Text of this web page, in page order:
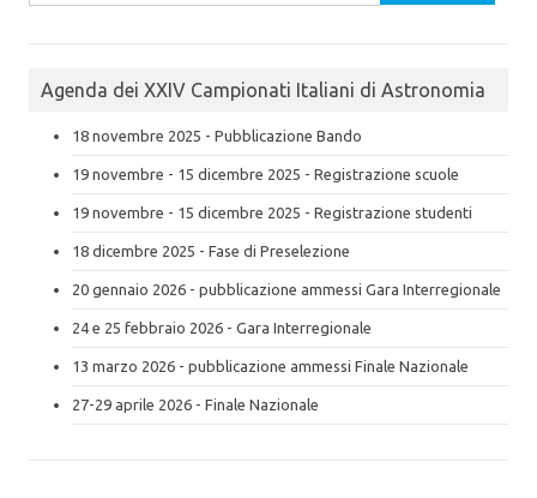
for:
Agenda dei XXIV Campionati Italiani di Astronomia
18 novembre 2025 - Pubblicazione Bando
19 novembre - 15 dicembre 2025 - Registrazione scuole
19 novembre - 15 dicembre 2025 - Registrazione studenti
18 dicembre 2025 - Fase di Preselezione
20 gennaio 2026 - pubblicazione ammessi Gara Interregionale
24 e 25 febbraio 2026 - Gara Interregionale
13 marzo 2026 - pubblicazione ammessi Finale Nazionale
27-29 aprile 2026 - Finale Nazionale